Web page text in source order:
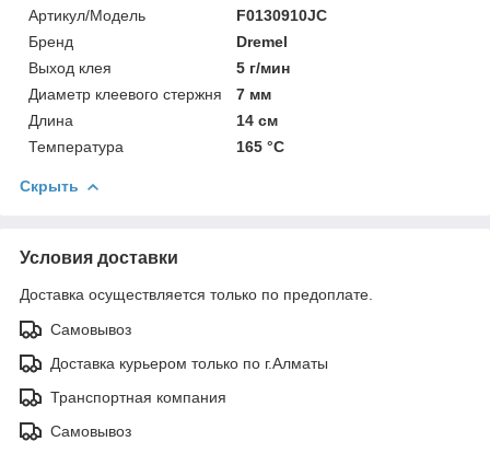
Артикул/Модель
F0130910JC
Бренд
Dremel
Выход клея
5 г/мин
Диаметр клеевого стержня
7 мм
Длина
14 см
Температура
165 °C
Скрыть
Условия доставки
Доставка осуществляется только по предоплате.
Самовывоз
Доставка курьером только по г.Алматы
Транспортная компания
Самовывоз